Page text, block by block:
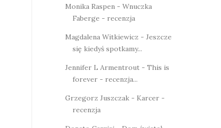
Monika Raspen - Wnuczka
Faberge - recenzja
Magdalena Witkiewicz - Jeszcze
się kiedyś spotkamy...
Jennifer L Armentrout - This is
forever - recenzja...
Grzegorz Juszczak - Karcer -
recenzja